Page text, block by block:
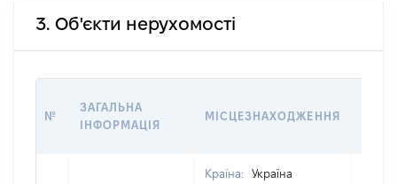
3. Об'єкти нерухомості
№
ЗАГАЛЬНА
ІНФОРМАЦІЯ
МІСЦЕЗНАХОДЖЕННЯ
Країна:
Україна